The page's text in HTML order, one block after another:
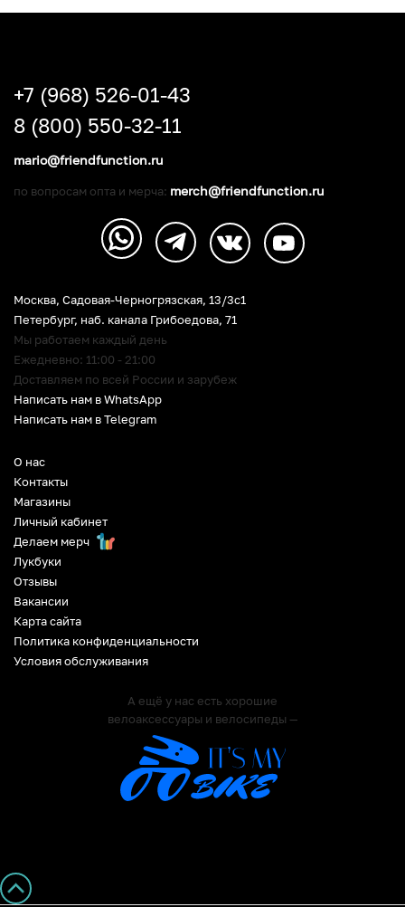
О нас
Контакты
Магазины
Личный кабинет
Делаем мерч
Лукбуки
Отзывы
Вакансии
Карта сайта
Политика конфиденциальности
Условия обслуживания
А ещё у нас есть хорошие
велоаксессуары и велосипеды —
Москва, Садовая-Черногрязская, 13/3c1
Петербург, наб. канала Грибоедова, 71
Мы работаем каждый день
Ежедневно: 11:00 - 21:00
Доставляем по всей России и зарубеж
Написать нам в WhatsApp
Написать нам в Telegram
+7 (968) 526-01-43
8 (800) 550-32-11
mario@friendfunction.ru
по вопросам опта и мерча: merch@friendfunction.ru